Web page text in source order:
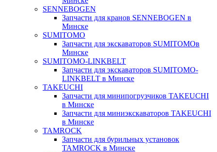
SENNEBOGEN
Запчасти для кранов SENNEBOGEN в
Минске
SUMITOMO
Запчасти для экскаваторов SUMITOMOв
Минске
SUMITOMO-LINKBELT
Запчасти для экскаваторов SUMITOMO-
LINKBELT в Минске
TAKEUCHI
Запчасти для минипогрузчиков TAKEUCHI
в Минске
Запчасти для миниэкскаваторов TAKEUCHI
в Минске
TAMROCK
Запчасти для бурильных установок
TAMROCK в Минске